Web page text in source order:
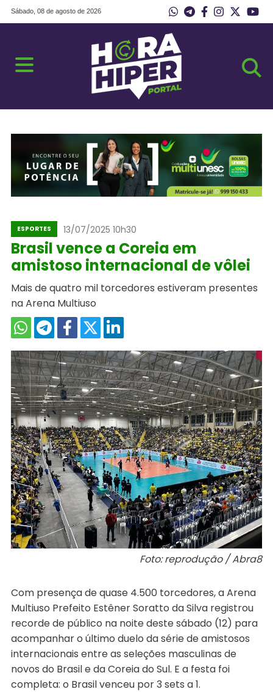
Sábado, 08 de agosto de 2026
ESPORTES 13/07/2025 10h30
Brasil vence a Coreia em
amistoso internacional de vôlei
Mais de quatro mil torcedores estiveram presentes
na Arena Multiuso
Foto: reprodução / Abra8
Com presença de quase 4.500 torcedores, a Arena
Multiuso Prefeito Estêner Soratto da Silva registrou
recorde de público na noite deste sábado (12) para
acompanhar o último duelo da série de amistosos
internacionais entre as seleções masculinas de
novos do Brasil e da Coreia do Sul. E a festa foi
completa: o Brasil venceu por 3 sets a 1.